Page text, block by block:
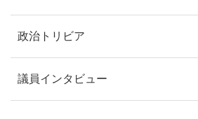
政治トリビア
議員インタビュー